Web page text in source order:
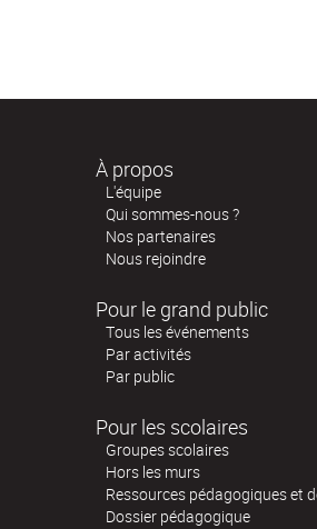
À propos
L'équipe
Qui sommes-nous ?
Nos partenaires
Nous rejoindre
Pour le grand public
Tous les événements
Par activités
Par public
Pour les scolaires
Groupes scolaires
Hors les murs
Ressources pédagogiques et
Dossier pédagogique